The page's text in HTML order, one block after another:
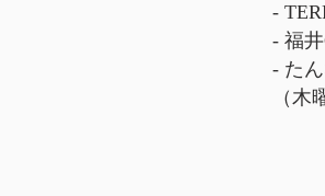
-
- 福
- た
（木